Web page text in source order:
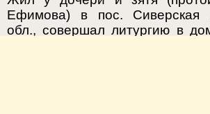
Ефимова) в пос. Сиверская
обл., совершал литургию в